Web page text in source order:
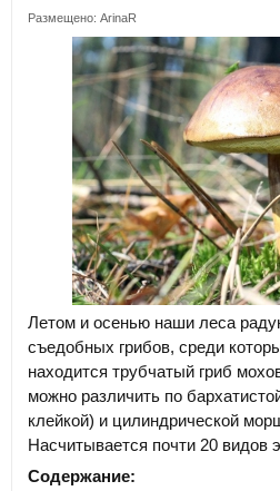
Размещено: ArinaR
Летом и осенью наши леса
съедобных грибов, среди
находится трубчатый гриб
можно различить по
клейкой) и цилиндрической
Насчитывается почти 20 видов
Содержание: